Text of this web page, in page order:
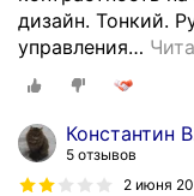
дизайн. Тонкий.
управления…
Константин
5 отзывов
2 июня